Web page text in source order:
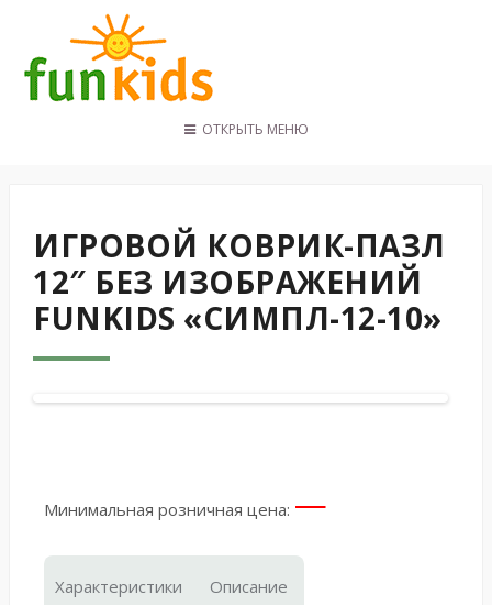
КОНТАКТЫ
ОТКРЫТЬ МЕНЮ
ИГРОВОЙ КОВРИК-ПАЗЛ
12″ БЕЗ ИЗОБРАЖЕНИЙ
FUNKIDS «СИМПЛ-12-10»
Минимальная розничная цена: —
Характеристики Описание